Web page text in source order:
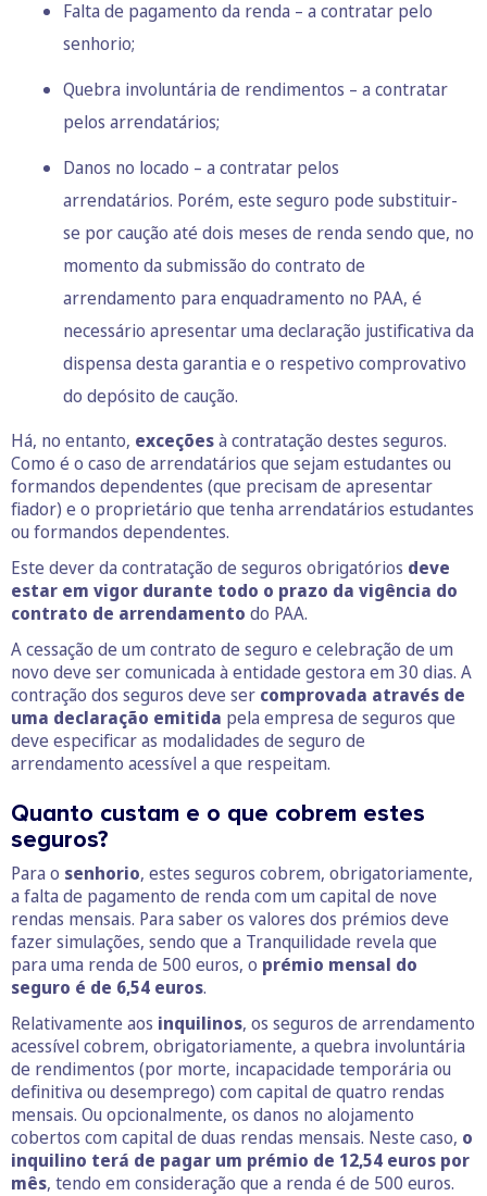
Falta de pagamento da renda – a contratar pelo
senhorio;
Quebra involuntária de rendimentos – a contratar
pelos arrendatários;
Danos no locado – a contratar pelos
arrendatários. Porém, este seguro pode substituir-
se por caução até dois meses de renda sendo que, no
momento da submissão do contrato de
arrendamento para enquadramento no PAA, é
necessário apresentar uma declaração justificativa da
dispensa desta garantia e o respetivo comprovativo
do depósito de caução.
Há, no entanto, exceçõesà contratação destes seguros.
Como é o caso de arrendatários que sejam estudantes ou
formandos dependentes (que precisam de apresentar
fiador) e o proprietário que tenha arrendatários estudantes
ou formandos dependentes.
Este dever da contratação de seguros obrigatórios deve
estar em vigor durante todo o prazo da vigência do
contrato de arrendamento do PAA.
A cessação de um contrato de seguro e celebração de um
novo deve ser comunicada à entidade gestora em 30 dias. A
contração dos seguros deve ser comprovada através de
uma declaração emitida pela empresa de seguros que
deve especificar as modalidades de seguro de
arrendamento acessível a que respeitam.
Quanto custam e o que cobrem estes
seguros?
Para o senhorio, estes seguros cobrem, obrigatoriamente,
a falta de pagamento de renda com um capital de nove
rendas mensais. Para saber os valores dos prémios deve
fazer simulações, sendo que a Tranquilidade revela que
para uma renda de 500 euros, o prémio mensal do
seguro é de 6,54 euros.
Relativamente aos inquilinos, os seguros de arrendamento
acessível cobrem, obrigatoriamente, a quebra involuntária
de rendimentos (por morte, incapacidade temporária ou
definitiva ou desemprego) com capital de quatro rendas
mensais. Ou opcionalmente, os danos no alojamento
cobertos com capital de duas rendas mensais. Neste caso, o
inquilino terá de pagar um prémio de 12,54 euros por
mês, tendo em consideração que a renda é de 500 euros.